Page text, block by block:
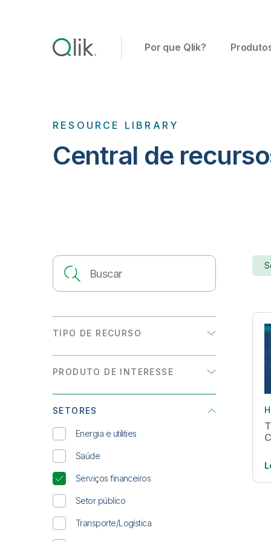
Por que Qlik?
RESOURCE LIBRARY
Central de
TIPO DE RECURSO
Datasheet
PRODUTO DE INTERESSE
Analytics
SETORES
Energia e utilities
Saúde
Serviços financeiros
Setor público
Transporte/Logística